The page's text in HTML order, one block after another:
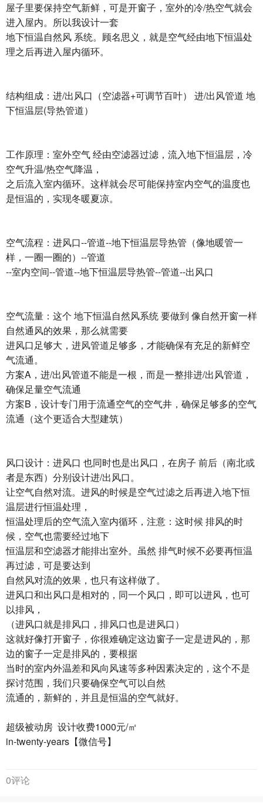
屋子里要保持空气新鲜，可是开窗子，室外的冷/热空气就会
进入屋内。所以我设计一套
地下恒温自然风 系统。顾名思义，就是空气经由地下恒温处
理之后再进入屋内循环。
结构组成：进/出风口（空滤器+可调节百叶） 进/出风管道 地
下恒温层(导热管道）
工作原理：室外空气 经由空滤器过滤，流入地下恒温层，冷
空气升温/热空气降温，
之后流入室内循环。这样就会尽可能保持室内空气的温度也
是恒温的，实现冬暖夏凉。
空气流程：进风口--管道--地下恒温层导热管（像地暖管一
样，一圈一圈的）--管道
--室内空间--管道--地下恒温层导热管--管道--出风口
空气流量：这个 地下恒温自然风系统 要做到 像自然开窗一样
自然通风的效果，那么就需要
进风口足够大，进风管道足够多，才能确保有充足的新鲜空
气流通。
方案A，进/出风管道不能是一根，而是一整排进/出风管道，
确保足量空气流通
方案B，设计专门用于流通空气的空气井，确保足够多的空气
流通（这个更适合大型建筑）
风口设计：进风口 也同时也是出风口，在房子 前后（南北或
者是东西）分别设计进/出风口。
让空气自然对流。进风的时候是空气过滤之后再进入地下恒
温层进行恒温处理，
恒温处理后的空气流入室内循环，注意：这时候 排风的时
候，空气也需要经过地下
恒温层和空滤器才能排出室外。虽然 排气时候不必要再恒温
再过滤，可是要达到
自然风对流的效果，也只有这样做了。
进风口和出风口是相对的，同一个风口，即可以进风，也可
以排风，
（进风口就是排风口，排风口也是进风口）
这就好像打开窗子，你很难确定这边窗子一定是进风的，那
边的窗子一定是排风的，要根据
当时的室内外温差和风向风速等多种因素决定的，这个不是
探讨范围，我们只要确保空气可以自然
流通的，新鲜的，并且是恒温的空气就好。
超级被动房 设计收费1000元/㎡
in-twenty-years【微信号】
0评论